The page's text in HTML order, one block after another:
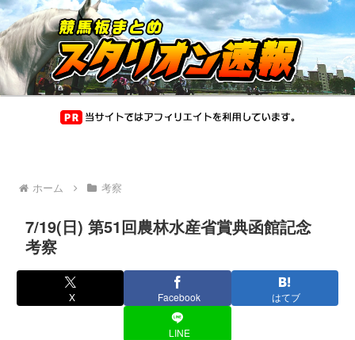
ホーム 考察
7/19(日) 第51回農林水産省賞典函館記念
考察
X Facebook はてブ
LINE